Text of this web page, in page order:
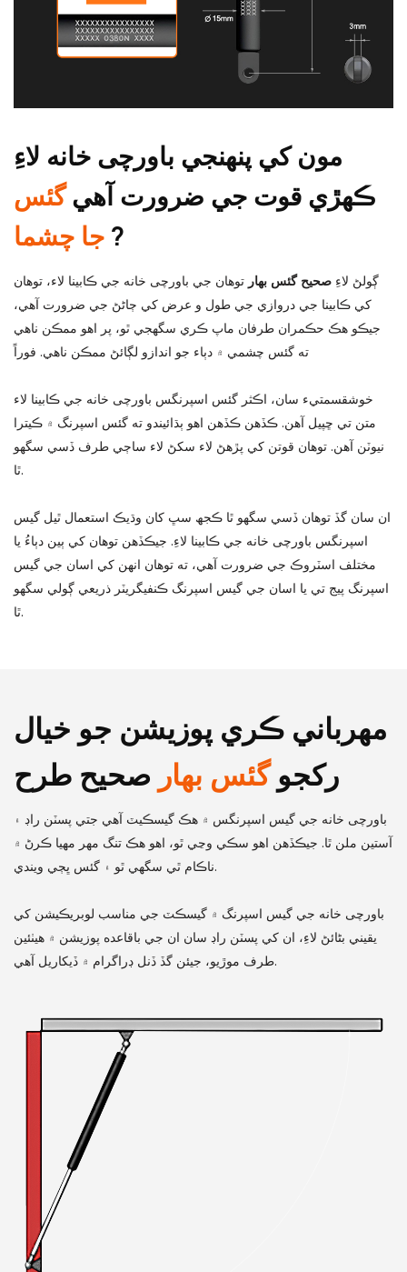
مون کي پنهنجي باورچی خانه لاءِ
ڪهڙي قوت جي ضرورت آهيگئس
?
ڳولڻ لاءِ صحيح گئس بهار توهان جي باورچی خانه جي ڪابينا لاء، توهان
کي ڪابينا جي دروازي جي طول و عرض کي ڄاڻڻ جي ضرورت آهي،
جيڪو هڪ حڪمران طرفان ماپ ڪري سگهجي ٿو، پر اهو ممڪن ناهي
ته گئس چشمي ۾ دٻاء جو اندازو لڳائڻ ممڪن ناهي. فوراً
خوشقسمتيء سان، اڪثر گئس اسپرنگس باورچی خانه جي ڪابينا لاء
متن تي ڇپيل آهن. ڪڏهن ڪڏهن اهو ٻڌائيندو ته گئس اسپرنگ ۾ ڪيترا
نيوٽن آهن. توهان قوتن کي پڙهڻ لاء سکڻ لاء ساڄي طرف ڏسي سگهو
ٿا.
ان سان گڏ توهان ڏسي سگهو ٿا ڪجھ سڀ کان وڌيڪ استعمال ٿيل گيس
اسپرنگس باورچی خانه جي ڪابينا لاءِ. جيڪڏهن توهان کي ٻين دٻاءُ يا
مختلف اسٽروڪ جي ضرورت آهي، ته توهان انهن کي اسان جي گيس
اسپرنگ پيج تي يا اسان جي گيس اسپرنگ ڪنفيگريٽر ذريعي ڳولي سگهو
ٿا.
مهرباني ڪري پوزيشن جو خيال
رکجوگئس بهار صحيح طرح
باورچی خانه جي گيس اسپرنگس ۾ هڪ گيسڪيٽ آهي جتي پسٽن راڊ ۽
آستين ملن ٿا. جيڪڏهن اهو سڪي وڃي ٿو، اهو هڪ تنگ مهر مهيا ڪرڻ ۾
ناڪام ٿي سگهي ٿو ۽ گئس ڀڄي ويندي.
باورچی خانه جي گيس اسپرنگ ۾ گيسڪٽ جي مناسب لوبريڪيشن کي
يقيني بڻائڻ لاءِ، ان کي پسٽن راڊ سان ان جي باقاعده پوزيشن ۾ هيٺئين
طرف موڙيو، جيئن گڏ ڏنل ڊراگرام ۾ ڏيکاريل آهي.